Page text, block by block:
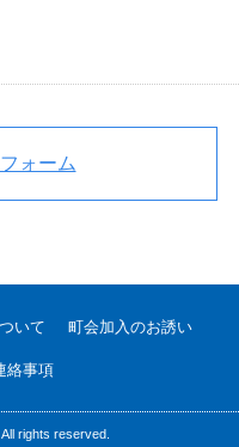
ォーム
いて 町会加入のお誘い
絡事項
All rights reserved.